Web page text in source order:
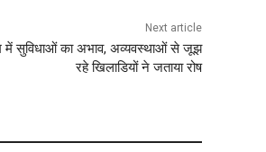
Next article
में सुविधाओं का अभाव, अव्यवस्थाओं से जूझ
रहे खिलाडियों ने जताया रोष